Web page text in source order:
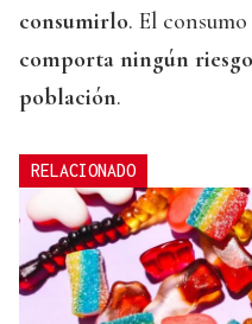
consumirlo. El
comporta ningún
población.
RELACIONADO